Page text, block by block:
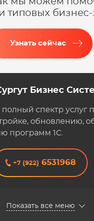
типовых бизнес-
Узнать сейчас
Бизнес
спектр услуг
обновлению,
программ 1С.
+7 (922) 6531968
Показать все меню